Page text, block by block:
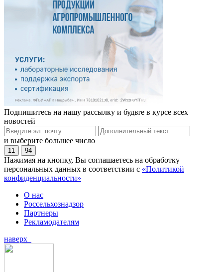
Подпишитесь на нашу рассылку и будьте в курсе всех
новостей
и выберите большее число
11 94
Нажимая на кнопку, Вы соглашаетесь на обработку
персональных данных в соответствии с «Политикой
конфиденциальности»
О нас
Россельхознадзор
Партнеры
Рекламодателям
наверх